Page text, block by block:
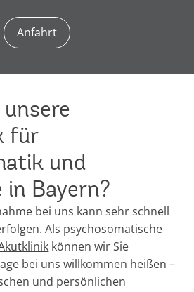
Anfahrt
für
und
Bayern?
bei uns kann sehr schnell
Als psychosomatische
können wir Sie
bei uns willkommen heißen –
und persönlichen